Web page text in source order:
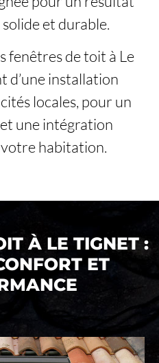
et durable.
fenêtres de toit à Le
d’une installation
locales, pour un
une intégration
habitation.
À LE TIGNET :
ET